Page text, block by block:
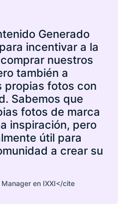
Generado
incentivar a la
nuestros
también a
propias fotos con
Sabemos que
fotos de marca
inspiración, pero
útil para
a crear su
Manager en IXXI</cite